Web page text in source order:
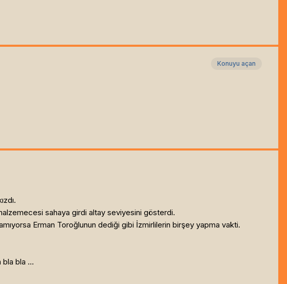
Konuyu açan
sahaya girdi altay seviyesini gösterdi.
Erman Toroğlunun dediği gibi İzmirlilerin birşey yapma vakti.
bla bla ...